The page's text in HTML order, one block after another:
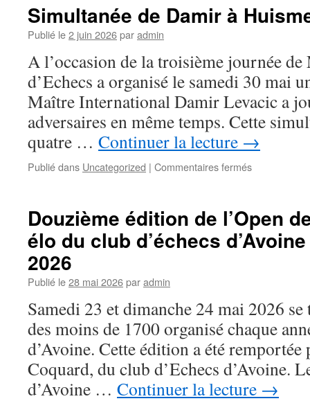
2ème
Chanceaux
sur
Choisille
–
7
juin
2026
Simultanée de Damir à
Publié le2 juin 2026paradmin
A l’occasion de la troisième journée
d’Echecs a organisé le samedi 30 mai
Maître International Damir Levacic a
adversaires en même temps. Cette
quatre … Continuer la lecture →
Publié dans Uncategorized | Commentaires ferméssur
à
Huismes
Douzième édition de l’Open
élo du club d’échecs
2026
Publié le28 mai 2026paradmin
Samedi 23 et dimanche 24 mai 2026
des moins de 1700 organisé chaque
d’Avoine. Cette édition a été remportée
Coquard, du club d’Echecs d’Avoine.
d’Avoine … Continuer la lecture →